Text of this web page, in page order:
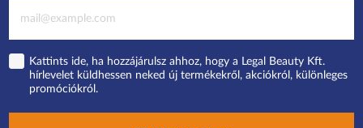
Kattints ide, ha hozzájárulsz ahhoz, hogy a Legal Beauty Kft.
hírlevelet küldhessen neked új termékekről, akciókról, különleges
promóciókról.